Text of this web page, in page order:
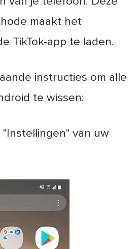
maakt het
TikTok-app te laden.
instructies om alle
te wissen:
van uw